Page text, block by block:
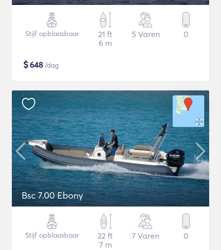
Stijf opblaasbaar
21 ft
6 m
5 Varen 0
$648 /dag
Bsc 7.00 Ebony
Stijf opblaasbaar
22 ft
7 m
7 Varen 0